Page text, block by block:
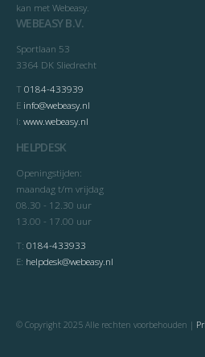
kan met Webeasy.
WEBEASY B.V.
Sportlaan 53
3364 DK Sliedrecht
T 0184-433939
E info@webeasy.nl
I: www.webeasy.nl
HELPDESK
Openingstijden:
maandag t/m vrijdag
08.30 - 12.30 uur
13.00 - 17.00 uur
T: 0184-433933
E: helpdesk@webeasy.nl
© Copyright 2025 Alle rechten voorbehouden |